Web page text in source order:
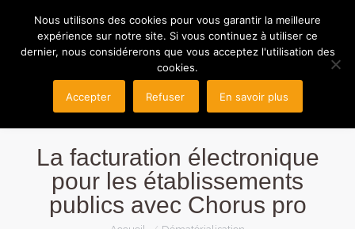
La facturation électronique
pour les établissements
publics avec Chorus pro
Nous utilisons des cookies pour vous garantir la meilleure
expérience sur notre site. Si vous continuez à utiliser ce
dernier, nous considérerons que vous acceptez l'utilisation des
cookies.
Accepter Refuser En savoir plus